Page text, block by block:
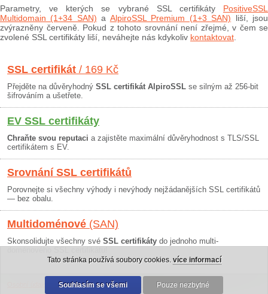
Parametry, ve kterých se vybrané SSL certifikáty PositiveSSL
Multidomain (1+34 SAN) a AlpiroSSL Premium (1+3 SAN) liší, jsou
zvýrazněny červeně. Pokud z tohoto srovnání není zřejmé, v čem se
zvolené SSL certifikáty liší, neváhejte nás kdykoliv kontaktovat
SSL certifikát / 169 Kč
Přejděte na důvěryhodný SSL certifikát AlpiroSSL se silným až 256-bit
šifrováním a ušetřete.
EV SSL certifikáty
Chraňte svou reputaci a zajistěte maximální důvěryhodnost s TLS/SSL
certifikátem s EV.
Srovnání SSL certifikátů
Porovnejte si všechny výhody i nevýhody nejžádanějších SSL certifikátů
— bez obalu.
Multidoménové (SAN)
Skonsolidujte všechny své SSL certifikáty do jednoho multi-
Obchodní podmínky|30 dní záruka
Tato stránka používá soubory cookies. více informací
Souhlasím se všemi Pouze nezbytné